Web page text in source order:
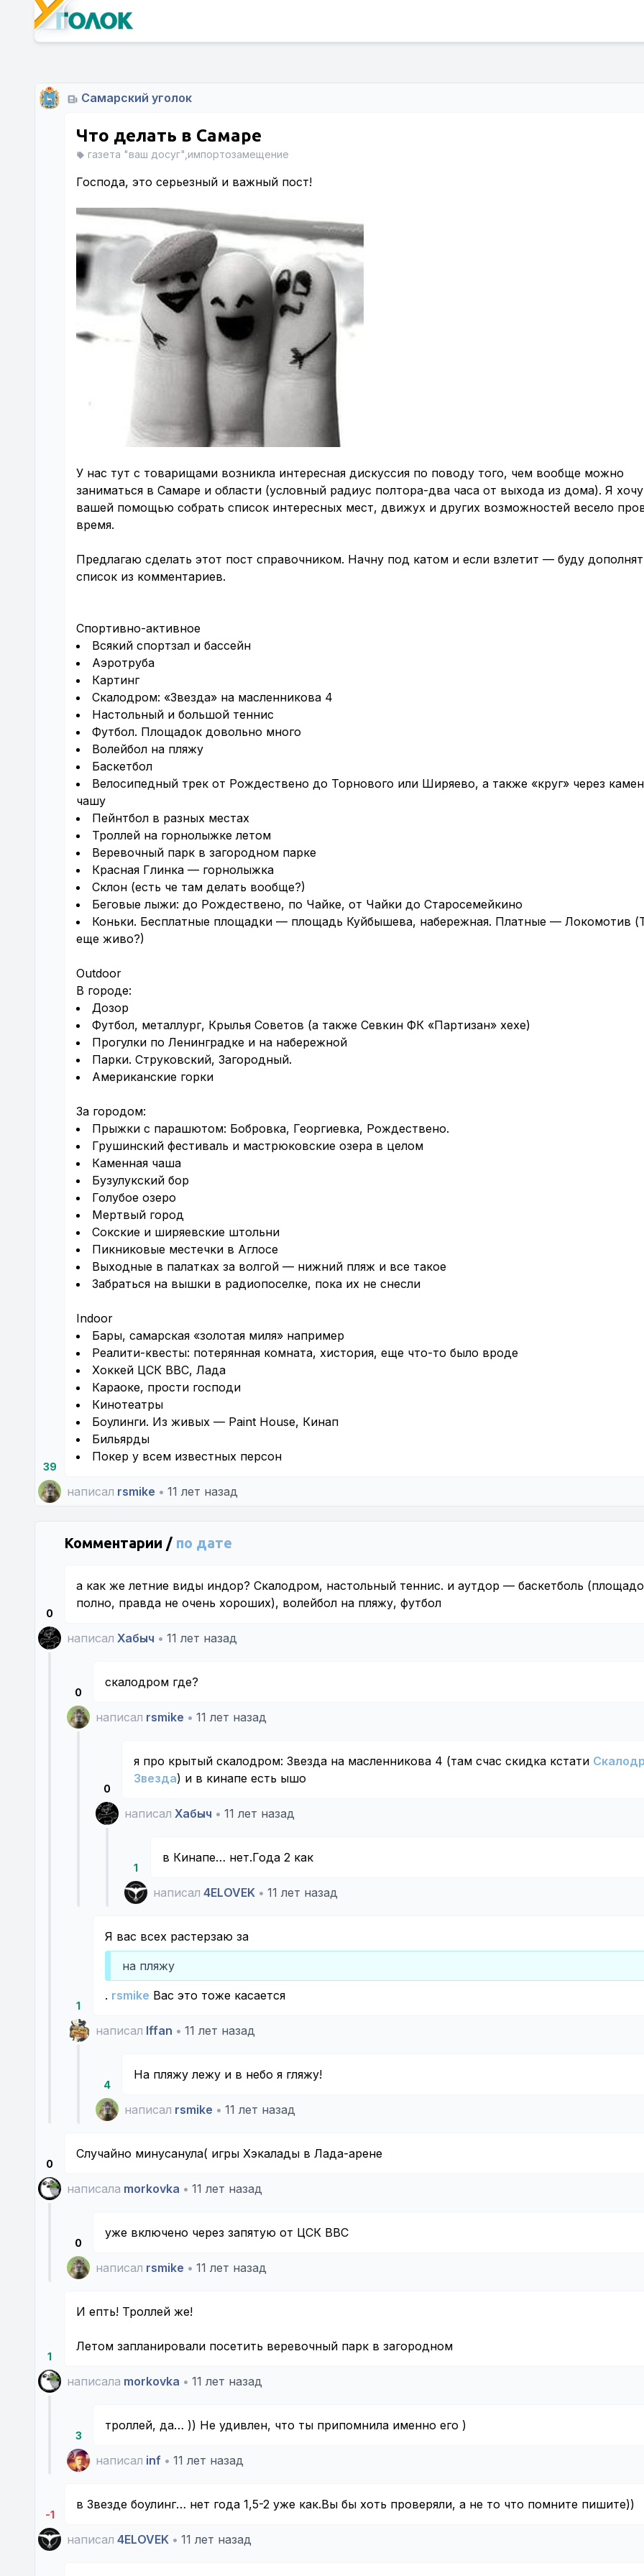
Самарский уголок
39
Что делать в Самаре
газета "ваш досуг",импортозамещение
Господа, это серьезный и важный пост!
У нас тут с товарищами возникла интересная дискуссия по поводу того, чем вообще можно
заниматься в Самаре и области (условный радиус полтора-два часа от выхода из дома). Я
вашей помощью собрать список интересных мест, движух и других возможностей весело
время.
Предлагаю сделать этот пост справочником. Начну под катом и если взлетит — буду
список из комментариев.
Спортивно-активное
Всякий спортзал и бассейн
Аэротруба
Картинг
Скалодром: «Звезда» на масленникова 4
Настольный и большой теннис
Футбол. Площадок довольно много
Волейбол на пляжу
Баскетбол
Велосипедный трек от Рождествено до Торнового или Ширяево, а также «круг» через
чашу
Пейнтбол в разных местах
Троллей на горнолыжке летом
Веревочный парк в загородном парке
Красная Глинка — горнолыжка
Склон (есть че там делать вообще?)
Беговые лыжи: до Рождествено, по Чайке, от Чайки до Старосемейкино
Коньки. Бесплатные площадки — площадь Куйбышева, набережная. Платные — Локомотив
еще живо?)
Outdoor
В городе:
Дозор
Футбол, металлург, Крылья Советов (а также Севкин ФК «Партизан» хехе)
Прогулки по Ленинградке и на набережной
Парки. Струковский, Загородный.
Американские горки
За городом:
Прыжки с парашютом: Бобровка, Георгиевка, Рождествено.
Грушинский фестиваль и мастрюковские озера в целом
Каменная чаша
Бузулукский бор
Голубое озеро
Мертвый город
Сокские и ширяевские штольни
Пикниковые местечки в Аглосе
Выходные в палатках за волгой — нижний пляж и все такое
Забраться на вышки в радиопоселке, пока их не снесли
Indoor
Бары, самарская «золотая миля» например
Реалити-квесты: потерянная комната, хистория, еще что-то было вроде
Хоккей ЦСК ВВС, Лада
Караоке, прости господи
Кинотеатры
Боулинги. Из живых — Paint House, Кинап
Бильярды
Покер у всем известных персон
написал rsmike • 11 лет назад
Комментарии / по дате
0
а как же летние виды индор? Скалодром, настольный теннис. и аутдор — баскетболь
полно, правда не очень хороших), волейбол на пляжу, футбол
написал Хабыч • 11 лет назад
0
скалодром где?
написал rsmike • 11 лет назад
0
я про крытый скалодром: Звезда на масленникова 4 (там счас скидка кстати
Звезда) и в кинапе есть ышо
написал Хабыч • 11 лет назад
1
в Кинапе… нет.Года 2 как
написал 4ELOVEK • 11 лет назад
1
Я вас всех растерзаю за
на пляжу
. rsmike Вас это тоже касается
написал Iffan • 11 лет назад
4
На пляжу лежу и в небо я гляжу!
написал rsmike • 11 лет назад
0
Случайно минусанула( игры Хэкалады в Лада-арене
написала morkovka • 11 лет назад
0
уже включено через запятую от ЦСК ВВС
написал rsmike • 11 лет назад
1
И епть! Троллей же!
Летом запланировали посетить веревочный парк в загородном
написала morkovka • 11 лет назад
3
троллей, да… )) Не удивлен, что ты припомнила именно его )
написал inf • 11 лет назад
-1
в Звезде боулинг… нет года 1,5-2 уже как.Вы бы хоть проверяли, а не то что помните пишите))
написал 4ELOVEK • 11 лет назад